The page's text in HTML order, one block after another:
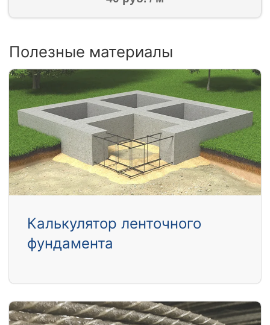
Полезные материалы
Калькулятор ленточного
фундамента